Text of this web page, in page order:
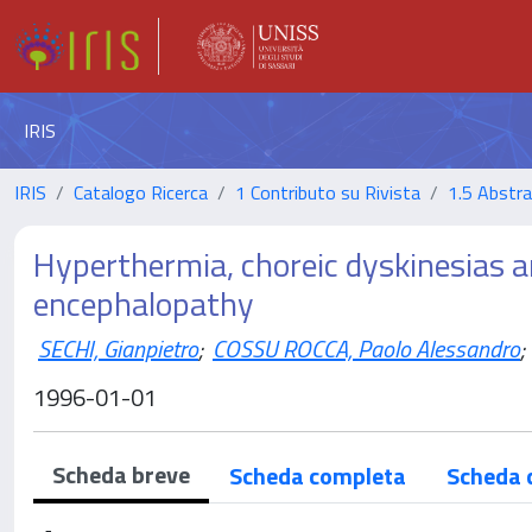
IRIS
IRIS Catalogo Ricerca 1 Contributo su Rivista 1.5
Hyperthermia, choreic dyskinesias
encephalopathy
SECHI, Gianpietro; COSSU ROCCA, Paolo Alessandro;
1996-01-01
Scheda breve Scheda completa Scheda